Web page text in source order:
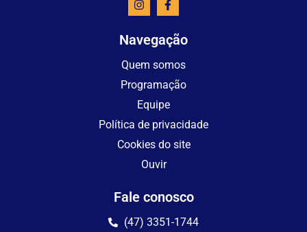
Navegação
Quem somos
Programação
Equipe
Política de privacidade
Cookies do site
Ouvir
Fale conosco
(47) 3351-1744